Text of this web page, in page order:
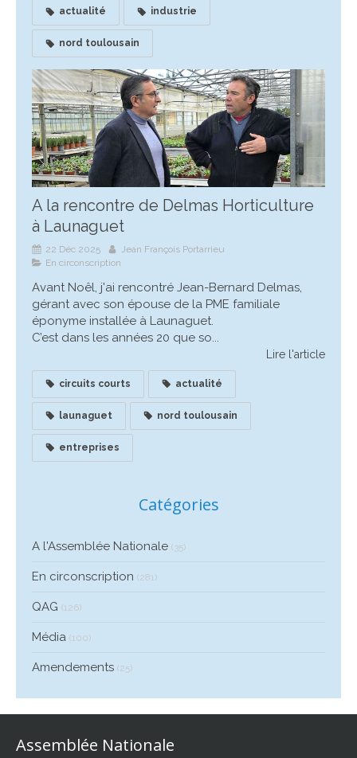
actualité industrie
nord toulousain
A la rencontre de Delmas Horticulture
à Launaguet
22 Déc 2025
Jean François Portarrieu
En circonscription
Avant Noêl, j'ai rencontré Jean-Bernard Delmas,
gérant avec son épouse de la PME familiale
éponyme installée à Launaguet.
C’est dans les années 20 que so...
Lire l'article
circuits courts actualité
launaguet nord toulousain
entreprises
Catégories
A l'Assemblée Nationale (35)
En circonscription (281)
QAG (126)
Média (100)
Amendements (25)
Assemblée Nationale